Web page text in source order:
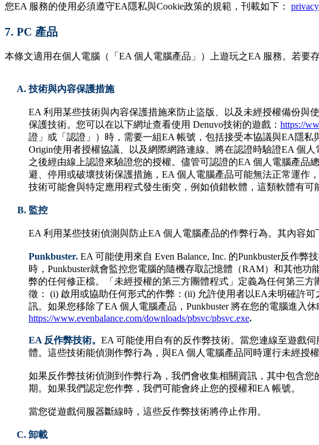
您EA 服務的使用必須遵守EA隱私與Cookie政策的規範，刊載如下：
7. PC 產品
本條文適用在個人電腦（「EA 個人電腦產品」）上遊玩之EA 服務。若要
技術與內容保護措施
EA 利用某些技術與內容保護措施來防止盜版、以及未經授權備份與
保護技術。您可以在以下網址查看使用 Denuvo技術的遊戲： https://
證」或「認證」）時，需要一組EA 帳號，包括接受本協議與EA隱私
Origin使用者授權協議、以及網際網路連線。將在認證時驗證EA 個
之後經由線上認證來驗證您的授權。儘管可認證的EA 個人電腦產品
避、停用或破壞技術保護措施，EA 個人電腦產品可能無法正常運作
技術可能會與特定應用程式發生衝突，例如偵錯軟體，這類軟體有可
監控
EA 利用某些技術偵測與防止EA 個人電腦產品的作弊行為。其內容
Punkbuster. EA 可能使用來自 Even Balance, Inc. 的Punkbuster反作
時，Punkbuster就會監控您電腦的隨機存取記憶體（RAM）和其他
弊的任何修正檔。「未經授權的第三方團體程式」定義為任何第三
徵： (i) 啟用或協助任何形式的作弊：(ii) 允許使用者以EA未明確許
訊。如果您移除了EA 個人電腦產品，Punkbuster 將在您的電腦進入
https://www.evenbalance.com/downloads/pbsvc/pbsvc.exe.
EA 反作弊技術。 EA 可能使用自有的反作弊技術。當您連線至遊戲
體。這些技術能偵測作弊行為，與EA 個人電腦產品同時運行未經授
如果反作弊技術偵測到作弊行為，我們會收集相關資訊，其中包含
期。如果我們認定您作弊，我們可能會終止您的授權和EA 帳號。
當您從遊戲伺服器斷線時，這些反作弊技術將停止作用。
卸載